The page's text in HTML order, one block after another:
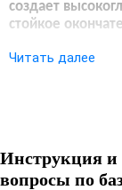
создает
стойкое
необходимо
абразивной
Читать далее
Инструкция и
вопросы по